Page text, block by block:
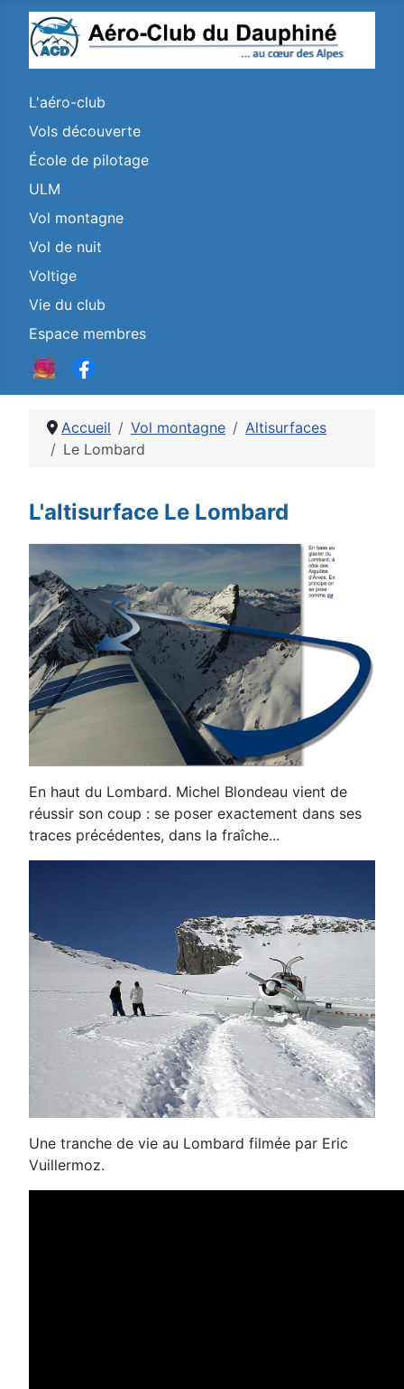
L'aéro-club
Vols découverte
École de pilotage
ULM
Vol montagne
Vol de nuit
Voltige
Vie du club
Espace membres
Accueil Vol montagne
Altisurfaces
Le Lombard
Détails
L'altisurface Le Lombard
En haut du Lombard. Michel Blondeau vient de
réussir son coup : se poser exactement dans ses
traces précédentes, dans la fraîche...
Une tranche de vie au Lombard filmée par Eric
Vuillermoz.